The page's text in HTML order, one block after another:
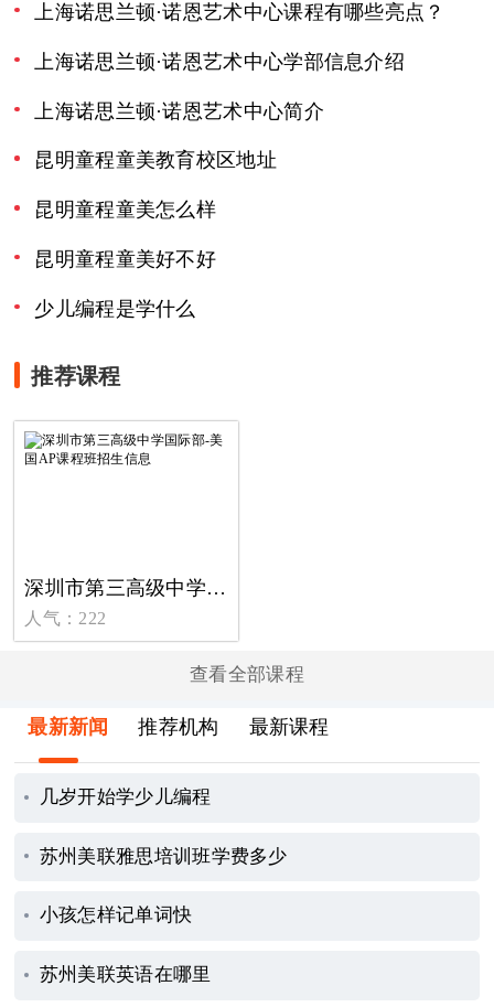
上海诺思兰顿·诺恩艺术中心课程有哪些亮点？
上海诺思兰顿·诺恩艺术中心学部信息介绍
上海诺思兰顿·诺恩艺术中心简介
昆明童程童美教育校区地址
昆明童程童美怎么样
昆明童程童美好不好
少儿编程是学什么
推荐课程
深圳市第三高级中学国际部-美国AP课程班招生信息
人气：222
查看全部课程
最新新闻 推荐机构 最新课程
几岁开始学少儿编程
苏州美联雅思培训班学费多少
小孩怎样记单词快
苏州美联英语在哪里